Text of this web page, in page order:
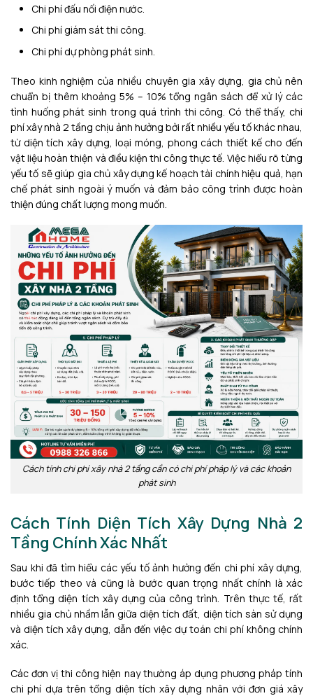
Chi phí đấu nối điện nước.
Chi phí giám sát thi công.
Chi phí dự phòng phát sinh.
Theo kinh nghiệm của nhiều chuyên gia xây dựng, gia chủ nên
chuẩn bị thêm khoảng 5% – 10% tổng ngân sách để xử lý các
tình huống phát sinh trong quá trình thi công. Có thể thấy, chi
phí xây nhà 2 tầng chịu ảnh hưởng bởi rất nhiều yếu tố khác nhau,
từ diện tích xây dựng, loại móng, phong cách thiết kế cho đến
vật liệu hoàn thiện và điều kiện thi công thực tế. Việc hiểu rõ từng
yếu tố sẽ giúp gia chủ xây dựng kế hoạch tài chính hiệu quả, hạn
chế phát sinh ngoài ý muốn và đảm bảo công trình được hoàn
thiện đúng chất lượng mong muốn.
Cách tính chi phí xây nhà 2 tầng cần có chi phí pháp lý và các khoản
phát sinh
Cách Tính Diện Tích Xây Dựng Nhà 2
Tầng Chính Xác Nhất
Sau khi đã tìm hiểu các yếu tố ảnh hưởng đến chi phí xây dựng,
bước tiếp theo và cũng là bước quan trọng nhất chính là xác
định tổng diện tích xây dựng của công trình. Trên thực tế, rất
nhiều gia chủ nhầm lẫn giữa diện tích đất, diện tích sàn sử dụng
và diện tích xây dựng, dẫn đến việc dự toán chi phí không chính
xác.
Các đơn vị thi công hiện nay thường áp dụng phương pháp tính
chi phí dựa trên tổng diện tích xây dựng nhân với đơn giá xây